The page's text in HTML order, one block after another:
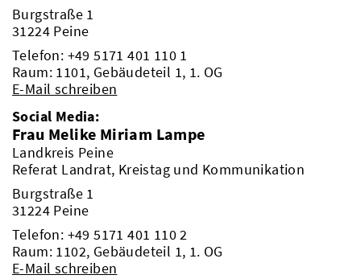
Burgstraße 1
31224 Peine
Telefon: +49 5171 401 110 1
Raum: 1101, Gebäudeteil 1, 1. OG
E-Mail schreiben
Social Media:
Frau Melike Miriam Lampe
Landkreis Peine
Referat Landrat, Kreistag und Kommunikation
Burgstraße 1
31224 Peine
Telefon: +49 5171 401 110 2
Raum: 1102, Gebäudeteil 1, 1. OG
E-Mail schreiben